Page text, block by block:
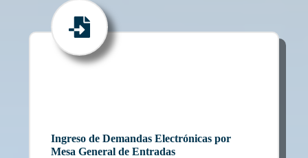
Ingreso de Demandas Electrónicas por
Mesa General de Entradas